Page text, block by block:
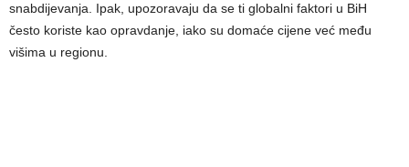
snabdijevanja. Ipak, upozoravaju da se ti globalni faktori u BiH
često koriste kao opravdanje, iako su domaće cijene već među
višima u regionu.